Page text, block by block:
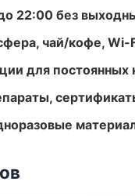
22:00 без
чай/кофе, Wi-
для постоянных